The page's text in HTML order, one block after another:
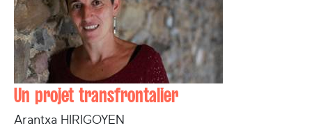
Un projet transfrontalier
Arantxa HIRIGOYEN